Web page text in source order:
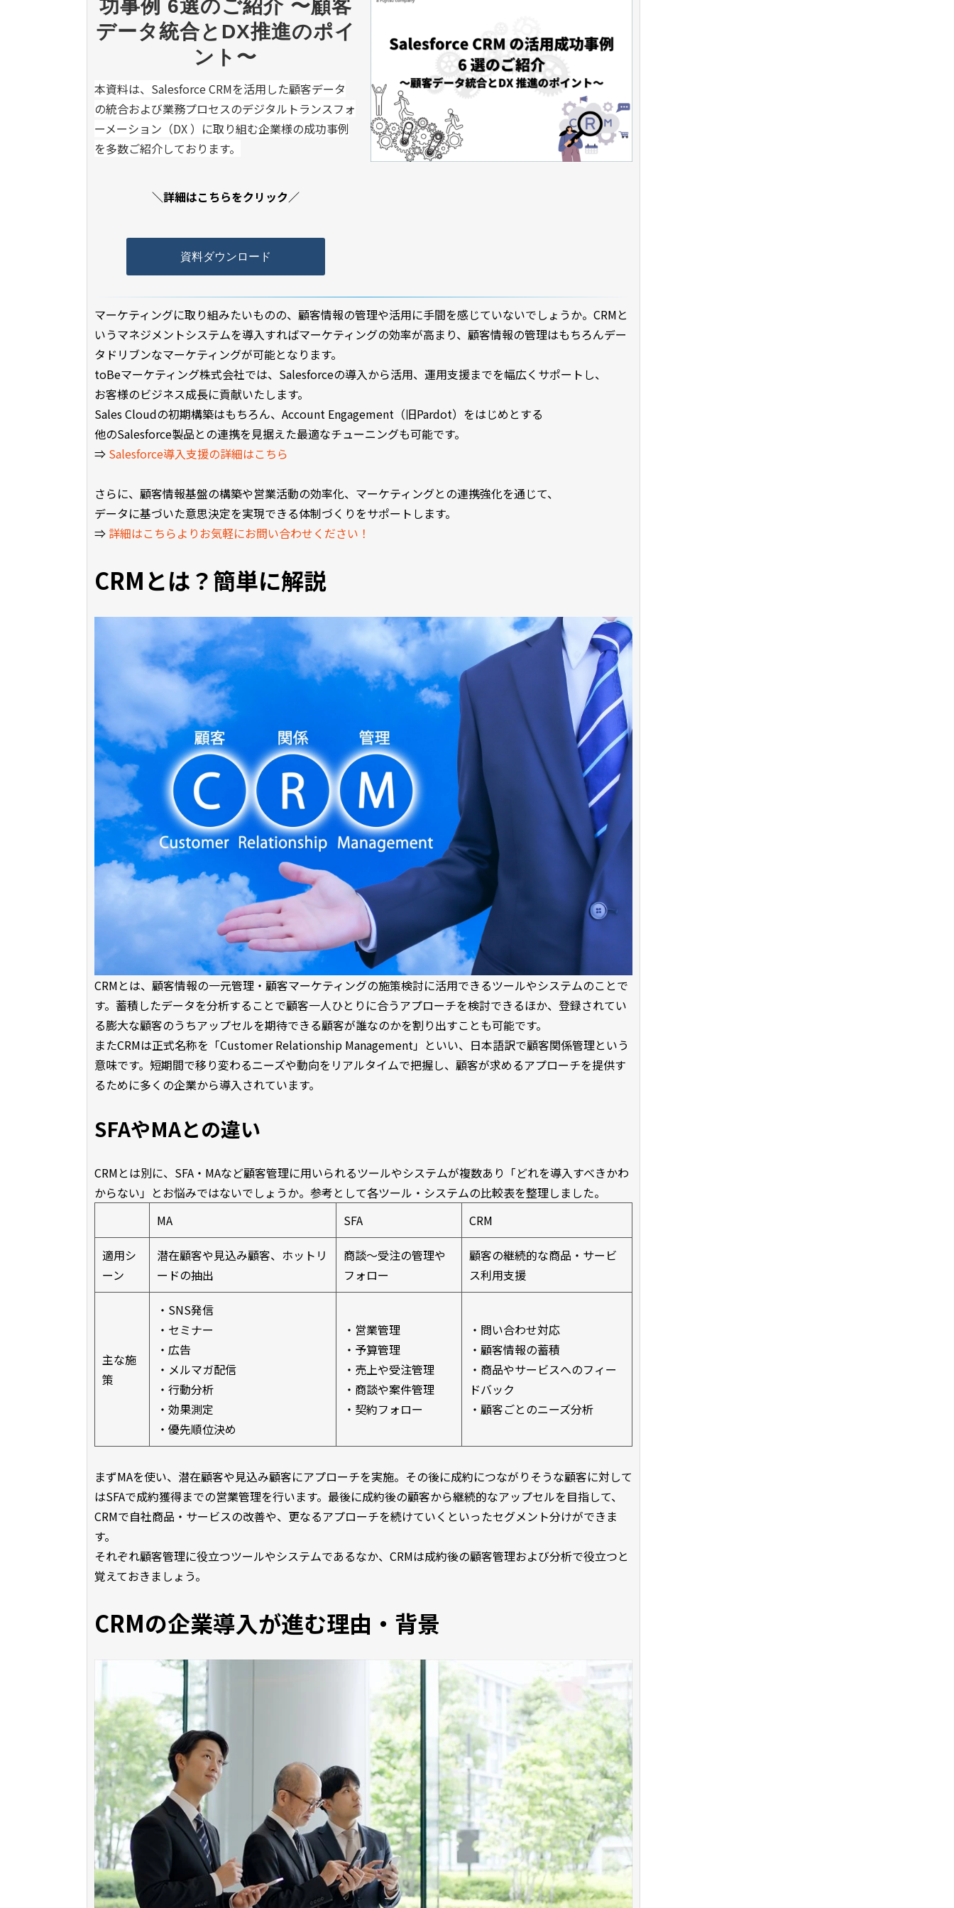
功事例 6選のご紹介 〜顧客
データ統合とDX推進のポイ
ント〜
本資料は、Salesforce CRMを活用した顧客データ
の統合および業務プロセスのデジタルトランスフォ
ーメーション（DX ）に取り組む企業様の成功事例
を多数ご紹介しております。
＼詳細はこちらをクリック／
資料ダウンロード
マーケティングに取り組みたいものの、顧客情報の管理や活用に手間を感じていないでしょうか。CRMと
いうマネジメントシステムを導入すればマーケティングの効率が高まり、顧客情報の管理はもちろんデー
タドリブンなマーケティングが可能となります。
toBeマーケティング株式会社では、Salesforceの導入から活用、運用支援までを幅広くサポートし、
お客様のビジネス成長に貢献いたします。
Sales Cloudの初期構築はもちろん、Account Engagement（旧Pardot）をはじめとする
他のSalesforce製品との連携を見据えた最適なチューニングも可能です。
⇒ Salesforce導入支援の詳細はこちら
さらに、顧客情報基盤の構築や営業活動の効率化、マーケティングとの連携強化を通じて、
データに基づいた意思決定を実現できる体制づくりをサポートします。
⇒ 詳細はこちらよりお気軽にお問い合わせください！
CRMとは？簡単に解説
CRMとは、顧客情報の一元管理・顧客マーケティングの施策検討に活用できるツールやシステムのことで
す。蓄積したデータを分析することで顧客一人ひとりに合うアプローチを検討できるほか、登録されてい
る膨大な顧客のうちアップセルを期待できる顧客が誰なのかを割り出すことも可能です。
またCRMは正式名称を「Customer Relationship Management」といい、日本語訳で顧客関係管理という
意味です。短期間で移り変わるニーズや動向をリアルタイムで把握し、顧客が求めるアプローチを提供す
るために多くの企業から導入されています。
SFAやMAとの違い
CRMとは別に、SFA・MAなど顧客管理に用いられるツールやシステムが複数あり「どれを導入すべきかわ
からない」とお悩みではないでしょうか。参考として各ツール・システムの比較表を整理しました。
MA
SFA CRM
適用シ
ーン
潜在顧客や見込み顧客、ホットリ
ードの抽出
商談～受注の管理や
フォロー
顧客の継続的な商品・サービ
ス利用支援
主な施
策
・SNS発信
・セミナー
・広告
・メルマガ配信
・行動分析
・効果測定
・優先順位決め
・営業管理
・予算管理
・売上や受注管理
・商談や案件管理
・契約フォロー
・問い合わせ対応
・顧客情報の蓄積
・商品やサービスへのフィー
ドバック
・顧客ごとのニーズ分析
まずMAを使い、潜在顧客や見込み顧客にアプローチを実施。その後に成約につながりそうな顧客に対して
はSFAで成約獲得までの営業管理を行います。最後に成約後の顧客から継続的なアップセルを目指して、
CRMで自社商品・サービスの改善や、更なるアプローチを続けていくといったセグメント分けができま
す。
それぞれ顧客管理に役立つツールやシステムであるなか、CRMは成約後の顧客管理および分析で役立つと
覚えておきましょう。
CRMの企業導入が進む理由・背景